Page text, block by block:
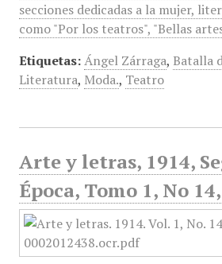
secciones dedicadas a la mujer,
como "Por los teatros", "Bellas
Etiquetas: Ángel Zárraga, Batalla
Literatura, Moda., Teatro
Arte y letras, 1914,
Época, Tomo 1, No